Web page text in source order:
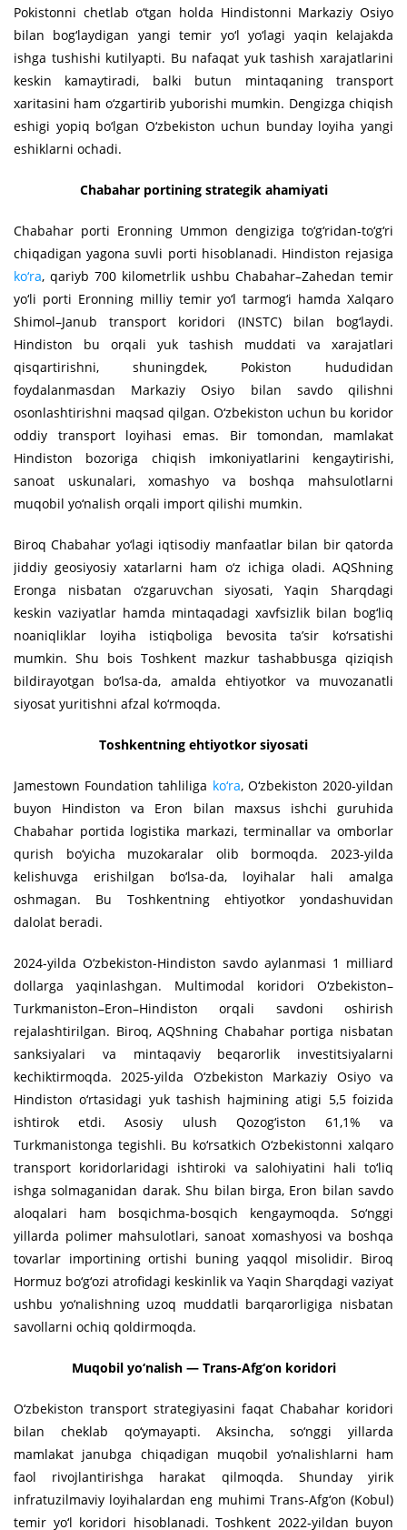
Pokistonni chetlab o‘tgan holda Hindistonni Markaziy Osiyo
bilan bog‘laydigan yangi temir yo‘l yo‘lagi yaqin kelajakda
ishga tushishi kutilyapti. Bu nafaqat yuk tashish xarajatlarini
keskin kamaytiradi, balki butun mintaqaning transport
xaritasini ham o‘zgartirib yuborishi mumkin. Dengizga chiqish
eshigi yopiq bo‘lgan O‘zbekiston uchun bunday loyiha yangi
eshiklarni ochadi.
Chabahar portining strategik ahamiyati
Chabahar porti Eronning Ummon dengiziga to‘g‘ridan-to‘g‘ri
chiqadigan yagona suvli porti hisoblanadi. Hindiston rejasiga
ko‘ra, qariyb 700 kilometrlik ushbu Chabahar–Zahedan temir
yo‘li porti Eronning milliy temir yo‘l tarmog‘i hamda Xalqaro
Shimol–Janub transport koridori (INSTC) bilan bog‘laydi.
Hindiston bu orqali yuk tashish muddati va xarajatlari
qisqartirishni, shuningdek, Pokiston hududidan
foydalanmasdan Markaziy Osiyo bilan savdo qilishni
osonlashtirishni maqsad qilgan. O‘zbekiston uchun bu koridor
oddiy transport loyihasi emas. Bir tomondan, mamlakat
Hindiston bozoriga chiqish imkoniyatlarini kengaytirishi,
sanoat uskunalari, xomashyo va boshqa mahsulotlarni
muqobil yo‘nalish orqali import qilishi mumkin.
Biroq Chabahar yo‘lagi iqtisodiy manfaatlar bilan bir qatorda
jiddiy geosiyosiy xatarlarni ham o‘z ichiga oladi. AQShning
Eronga nisbatan o‘zgaruvchan siyosati, Yaqin Sharqdagi
keskin vaziyatlar hamda mintaqadagi xavfsizlik bilan bog‘liq
noaniqliklar loyiha istiqboliga bevosita ta’sir ko‘rsatishi
mumkin. Shu bois Toshkent mazkur tashabbusga qiziqish
bildirayotgan bo‘lsa-da, amalda ehtiyotkor va muvozanatli
siyosat yuritishni afzal ko‘rmoqda.
Toshkentning ehtiyotkor siyosati
Jamestown Foundation tahliliga ko‘ra, O‘zbekiston 2020-yildan
buyon Hindiston va Eron bilan maxsus ishchi guruhida
Chabahar portida logistika markazi, terminallar va omborlar
qurish bo‘yicha muzokaralar olib bormoqda. 2023-yilda
kelishuvga erishilgan bo‘lsa-da, loyihalar hali amalga
oshmagan. Bu Toshkentning ehtiyotkor yondashuvidan
dalolat beradi.
2024-yilda O‘zbekiston-Hindiston savdo aylanmasi 1 milliard
dollarga yaqinlashgan. Multimodal koridori O‘zbekiston–
Turkmaniston–Eron–Hindiston orqali savdoni oshirish
rejalashtirilgan. Biroq, AQShning Chabahar portiga nisbatan
sanksiyalari va mintaqaviy beqarorlik investitsiyalarni
kechiktirmoqda. 2025-yilda O‘zbekiston Markaziy Osiyo va
Hindiston o‘rtasidagi yuk tashish hajmining atigi 5,5 foizida
ishtirok etdi. Asosiy ulush Qozog‘iston 61,1% va
Turkmanistonga tegishli. Bu ko‘rsatkich O‘zbekistonni xalqaro
transport koridorlaridagi ishtiroki va salohiyatini hali to‘liq
ishga solmaganidan darak. Shu bilan birga, Eron bilan savdo
aloqalari ham bosqichma-bosqich kengaymoqda. So‘nggi
yillarda polimer mahsulotlari, sanoat xomashyosi va boshqa
tovarlar importining ortishi buning yaqqol misolidir. Biroq
Hormuz bo‘g‘ozi atrofidagi keskinlik va Yaqin Sharqdagi vaziyat
ushbu yo‘nalishning uzoq muddatli barqarorligiga nisbatan
savollarni ochiq qoldirmoqda.
Muqobil yo‘nalish — Trans-Afg‘on koridori
O‘zbekiston transport strategiyasini faqat Chabahar koridori
bilan cheklab qo‘ymayapti. Aksincha, so‘nggi yillarda
mamlakat janubga chiqadigan muqobil yo‘nalishlarni ham
faol rivojlantirishga harakat qilmoqda. Shunday yirik
infratuzilmaviy loyihalardan eng muhimi Trans-Afg‘on (Kobul)
temir yo‘l koridori hisoblanadi. Toshkent 2022-yildan buyon